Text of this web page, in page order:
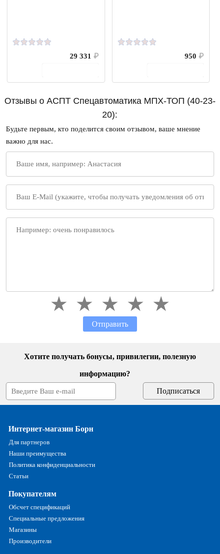
29 331 ₽
950 ₽
Отзывы о АСПТ Спецавтоматика МПХ-ТОП (40-23-
20):
Будьте первым, кто поделится своим отзывом, ваше мнение
важно для нас.
Отправить
Хотите получать бонусы, привилегии, полезную
информацию?
Интернет-магазин Борн
Для партнеров
Наши преимущества
Политика конфиденциальности
Статьи
Покупателям
Обсчет спецификаций
Специальные предложения
Магазины
Производители